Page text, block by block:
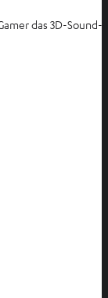
das 3D-